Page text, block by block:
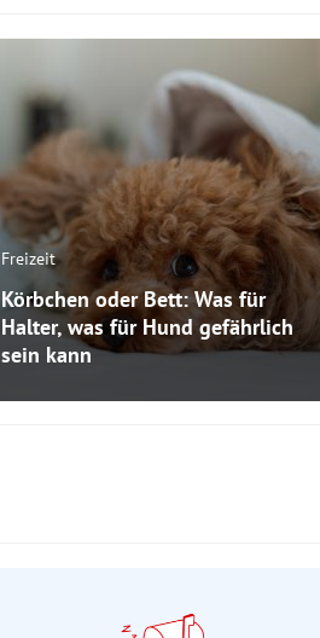
Freizeit
Körbchen oder Bett: Was für
Halter, was für Hund gefährlich
sein kann